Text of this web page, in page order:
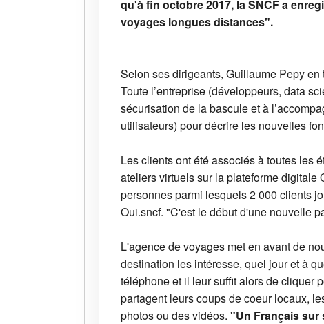
qu'à fin octobre 2017, la SNCF a
voyages longues distances".
Selon ses dirigeants, Guillaume Pepy en
Toute l’entreprise (développeurs, data
sécurisation de la bascule et à
utilisateurs) pour décrire les nouvelles
Les clients ont été associés à toutes les
ateliers virtuels sur la plateforme digitale
personnes parmi lesquels 2 000 clients
Oui.sncf. "C'est le début d'une nouvelle
L'agence de voyages met en avant de
destination les intéresse, quel jour et à
téléphone et il leur suffit alors de cliquer
partagent leurs coups de coeur locaux,
photos ou des vidéos. "Un Français sur